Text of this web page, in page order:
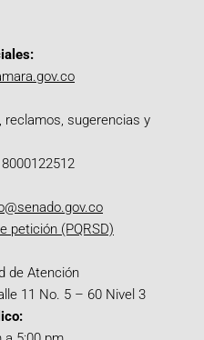
reclamos, sugerencias y
petición (PQRSD)
de Atención
11 No. 5 – 60 Nivel 3